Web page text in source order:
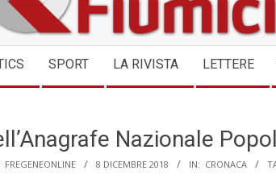
SPORT LA RIVISTA LETTERE
Nazionale
FREGENEONLINE 8 DICEMBRE 2018 IN: CRONACA